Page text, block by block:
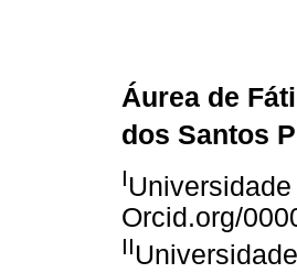
Áurea de
dos Santos
I
Orcid.org/
II